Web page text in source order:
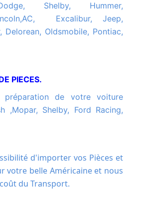
Shelby, Hummer,
Excalibur, Jeep,
Delorean, Oldsmobile, Pontiac,
PIECES.
,Mopar, Shelby, Ford Racing,
votre belle Américaine et nous
du Transport.